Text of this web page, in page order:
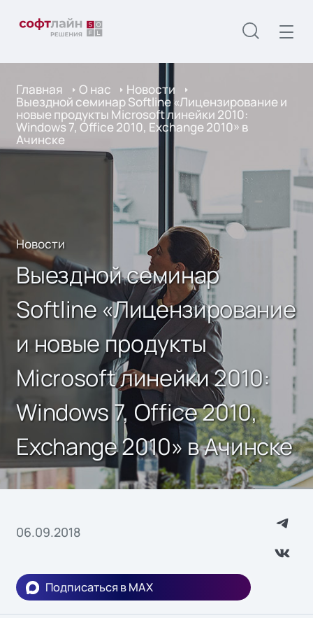
Главная О нас Новости
Выездной семинар Softline «Лицензирование и
новые продукты Microsoft линейки 2010:
Windows 7, Office 2010, Exchange 2010» в
Ачинске
Новости
Выездной семинар
Softline «Лицензирование
и новые продукты
Microsoft линейки 2010:
Windows 7, Office 2010,
Exchange 2010» в Ачинске
06.09.2018
Подписаться в MAX